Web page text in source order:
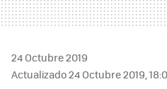
24 Octubre 2019
Actualizado 24 Octubre 2019,